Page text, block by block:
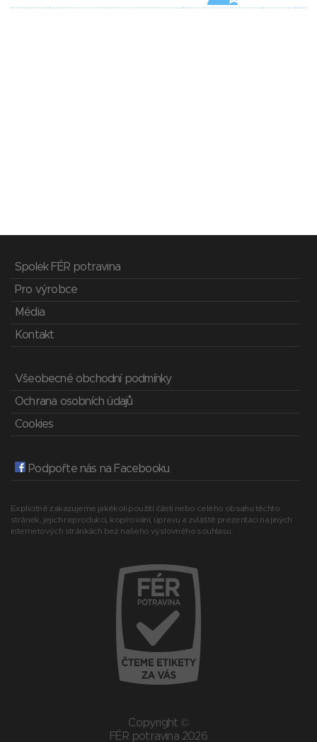
Spolek FÉR potravina
Pro výrobce
Média
Kontakt
Všeobecné obchodní podmínky
Ochrana osobních údajů
Cookies
Podpořte nás na Facebooku
Explicitně zakazujeme jakékoli použití části nebo celého obsahu těchto
stránek, jejich reprodukci, kopírování, úpravu a zvláště prezentaci na jiných
internetových stránkách bez našeho výslovného souhlasu.
Copyright ©
FÉR potravina 2026